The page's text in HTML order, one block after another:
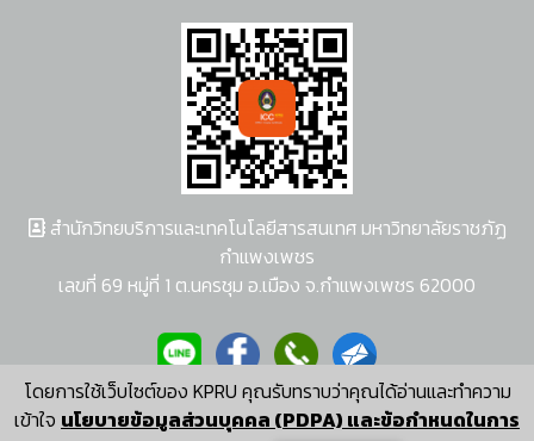
โดยการใช้เว็บไซต์ของ KPRU คุณรับทราบว่าคุณได้อ่านและทำความ
เข้าใจ นโยบายข้อมูลส่วนบุคคล (PDPA) และข้อกำหนดในการ
สำนักวิทยบริการและเทคโนโลยีสารสนเทศ มหาวิทยาลัยราชภัฏ
กำแพงเพชร
เลขที่ 69 หมู่ที่ 1 ต.นครชุม อ.เมือง จ.กำแพงเพชร 62000
ผู้พัฒนาระบบ อนุชา พวงผกา